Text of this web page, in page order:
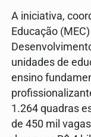
A iniciativa,
Educação
unidades de
ensino
1.264 quadras
de 450 mil